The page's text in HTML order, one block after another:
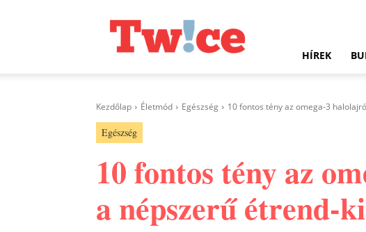
HÍREK
Kezdőlap Életmód Egészség 10 fontos tény az omega-3
Egészség
10 fontos tény az
a népszerű étrend-